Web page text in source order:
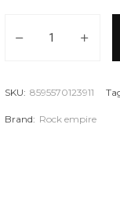
Клемовадач Rock
SKU: 8595570123911
Brand: Rock empire